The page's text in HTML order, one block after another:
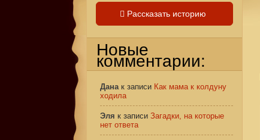
Рассказать историю
Новые
комментарии:
Данак записи Как мама к колдуну
ходила
Эля к записи Загадки, на которые
нет ответа